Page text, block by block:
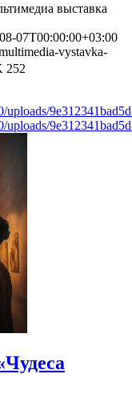
выставка
07T00:00:00+03:00
vystavka-
252